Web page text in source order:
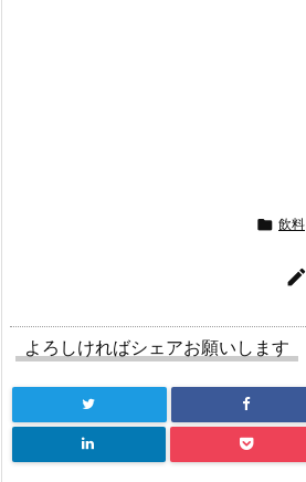
 飲料

よろしければシェアお願いします